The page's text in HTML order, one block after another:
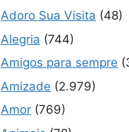
Adoro Sua Visita (48)
Alegria (744)
Amigos para sempre
Amizade (2.979)
Amor (769)